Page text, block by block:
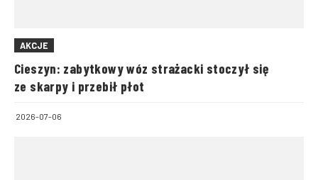
AKCJE
Cieszyn: zabytkowy wóz strażacki stoczył się
ze skarpy i przebił płot
2026-07-06